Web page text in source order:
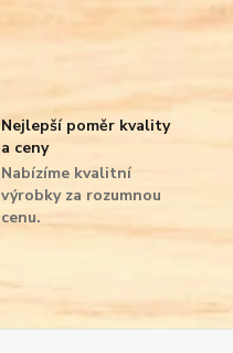
Nejlepší poměr kvality
a ceny
Nabízíme kvalitní
výrobky za rozumnou
cenu.